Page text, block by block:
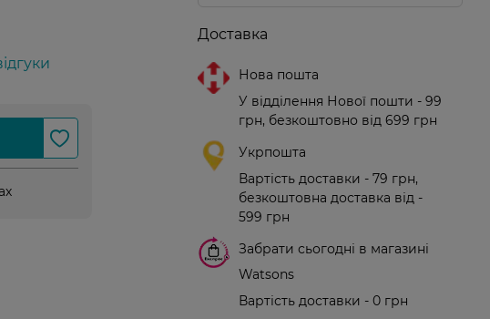
Доставка
Нова пошта
У відділення Нової пошти - 99
грн, безкоштовно від 699 грн
Укрпошта
Вартість доставки - 79 грн,
безкоштовна доставка від -
599 грн
Забрати сьогодні в магазині
Watsons
Вартість доставки - 0 грн